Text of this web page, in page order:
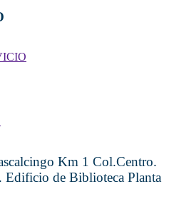
Km 1 Col.Centro.
de Biblioteca Planta